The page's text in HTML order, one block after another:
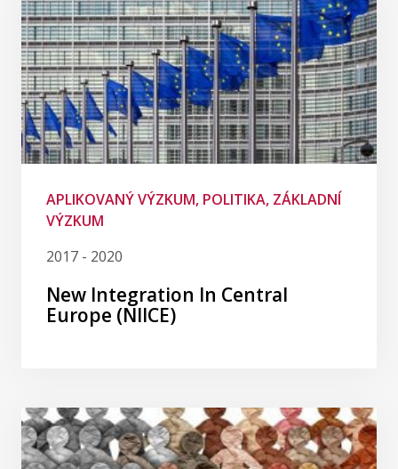
APLIKOVANÝ VÝZKUM, POLITIKA, ZÁKLADNÍ
VÝZKUM
2017 - 2020
New Integration In Central
Europe (NIICE)